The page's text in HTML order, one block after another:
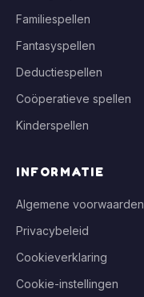
Familiespellen
Fantasyspellen
Deductiespellen
Coöperatieve spellen
Kinderspellen
INFORMATIE
Algemene voorwaarden
Privacybeleid
Cookieverklaring
Cookie-instellingen